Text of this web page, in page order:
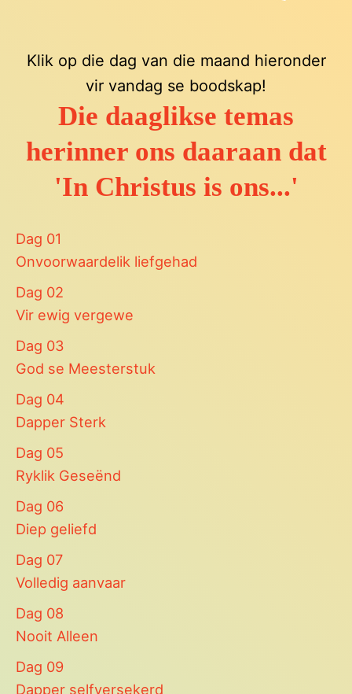
Klik op die dag van die maand hieronder
vir vandag se boodskap!
Die daaglikse temas
herinner ons daaraan dat
'In Christus is ons...'
Dag 01
Onvoorwaardelik liefgehad
Dag 02
Vir ewig vergewe
Dag 03
God se Meesterstuk
Dag 04
Dapper Sterk
Dag 05
Ryklik Geseënd
Dag 06
Diep geliefd
Dag 07
Volledig aanvaar
Dag 08
Nooit Alleen
Dag 09
Dapper selfversekerd